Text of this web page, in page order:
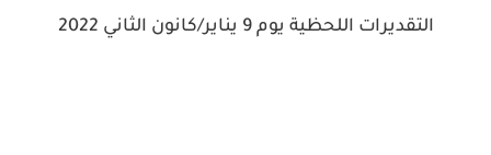
التقديرات اللحظية يوم 9 يناير/كانون الثاني 2022